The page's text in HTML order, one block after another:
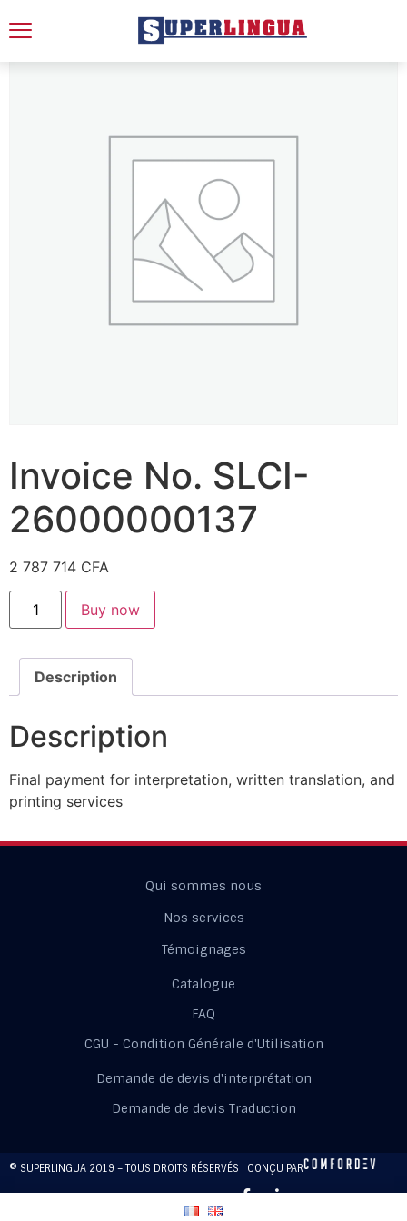
Invoice No. SLCI-
26000000137
2 787 714 CFA
Buy now
Description
Description
Final payment for interpretation, written translation, and
printing services
Qui sommes nous
Nos services
Témoignages
Catalogue
FAQ
CGU - Condition Générale d'Utilisation
Demande de devis d'interprétation
Demande de devis Traduction
© SUPERLINGUA 2019 – TOUS DROITS RÉSERVÉS | CONÇU PAR
REJOIGNEZ-NOUS SUR LES RÉSEAUX SOCIAUX